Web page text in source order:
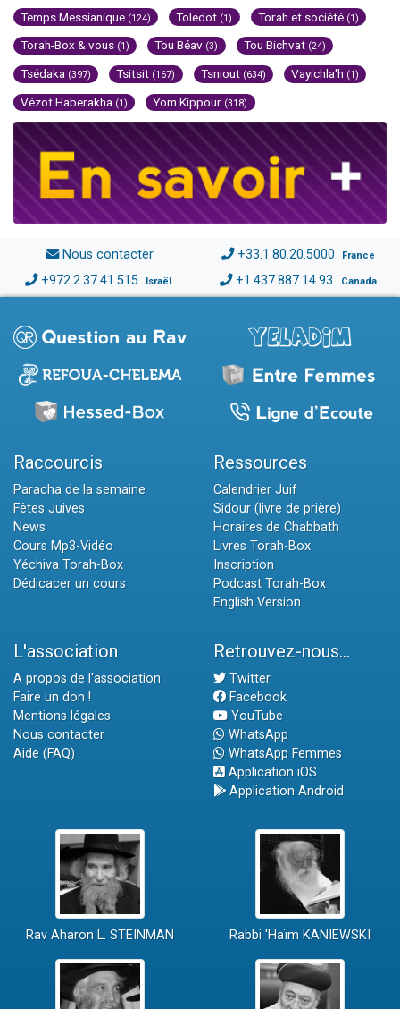
Temps Messianique (124) Toledot (1) Torah et société (1)
Torah-Box & vous (1) Tou Béav (3) Tou Bichvat (24)
Tsédaka (397) Tsitsit (167) Tsniout (634) Vayichla'h (1)
Vézot Haberakha (1) Yom Kippour (318)
Nous contacter +33.1.80.20.5000 France
+972.2.37.41.515 Israël +1.437.887.14.93 Canada
Raccourcis
Paracha de la semaine
Fêtes Juives
News
Cours Mp3-Vidéo
Yéchiva Torah-Box
Dédicacer un cours
Ressources
Calendrier Juif
Sidour (livre de prière)
Horaires de Chabbath
Livres Torah-Box
Inscription
Podcast Torah-Box
English Version
L'association
A propos de l'association
Faire un don !
Mentions légales
Nous contacter
Aide (FAQ)
Retrouvez-nous...
Twitter
Facebook
YouTube
WhatsApp
WhatsApp Femmes
Application iOS
Application Android
Rav Aharon L. STEINMAN Rabbi 'Haïm KANIEWSKI